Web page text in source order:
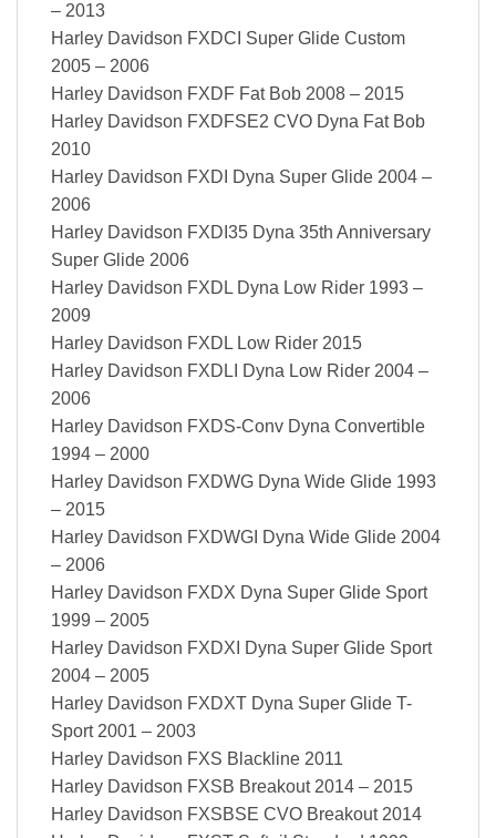
– 2013
Harley Davidson FXDCI Super Glide Custom
2005 – 2006
Harley Davidson FXDF Fat Bob 2008 – 2015
Harley Davidson FXDFSE2 CVO Dyna Fat Bob
2010
Harley Davidson FXDI Dyna Super Glide 2004 –
2006
Harley Davidson FXDI35 Dyna 35th Anniversary
Super Glide 2006
Harley Davidson FXDL Dyna Low Rider 1993 –
2009
Harley Davidson FXDL Low Rider 2015
Harley Davidson FXDLI Dyna Low Rider 2004 –
2006
Harley Davidson FXDS-Conv Dyna Convertible
1994 – 2000
Harley Davidson FXDWG Dyna Wide Glide 1993
– 2015
Harley Davidson FXDWGI Dyna Wide Glide 2004
– 2006
Harley Davidson FXDX Dyna Super Glide Sport
1999 – 2005
Harley Davidson FXDXI Dyna Super Glide Sport
2004 – 2005
Harley Davidson FXDXT Dyna Super Glide T-
Sport 2001 – 2003
Harley Davidson FXS Blackline 2011
Harley Davidson FXSB Breakout 2014 – 2015
Harley Davidson FXSBSE CVO Breakout 2014